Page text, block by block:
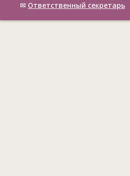
✉ Ответственный cекретарь